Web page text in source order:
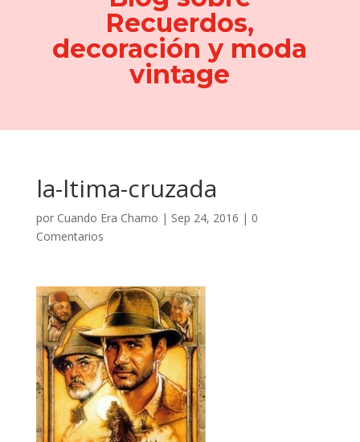
Recuerdos,
decoración y moda
vintage
la-ltima-cruzada
por Cuando Era Chamo | Sep 24, 2016 | 0
Comentarios